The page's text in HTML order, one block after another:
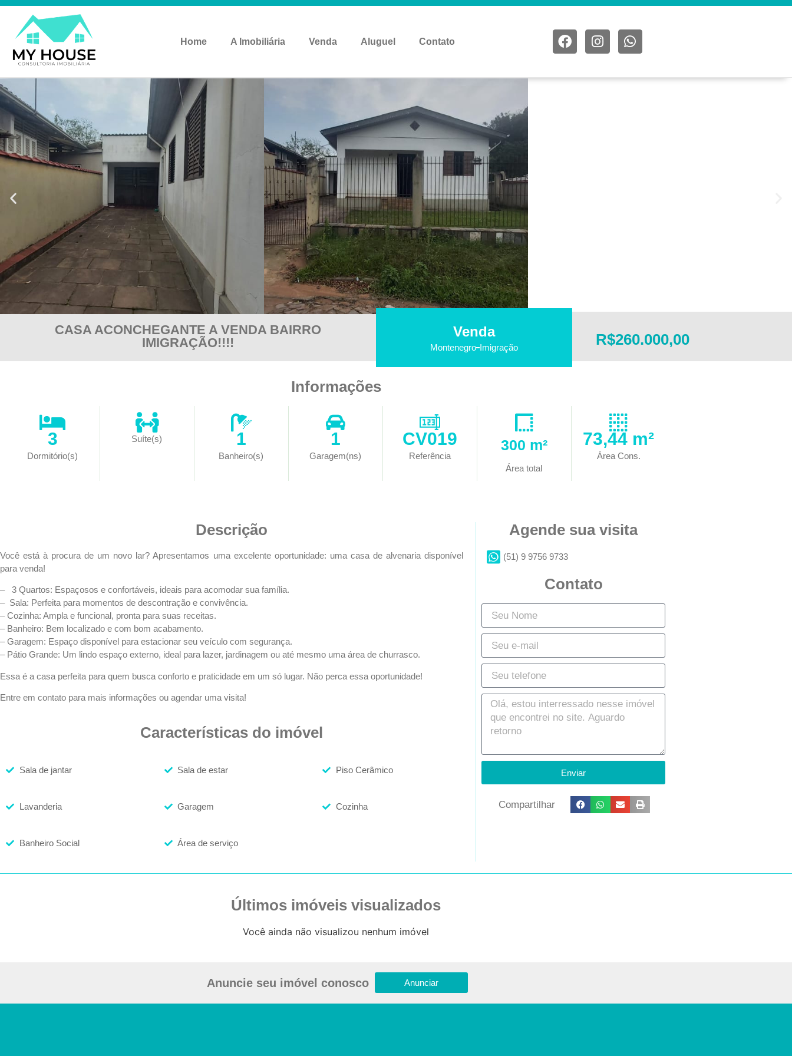
Home A Imobiliária Venda Aluguel Contato
CASA ACONCHEGANTE A VENDA BAIRRO
IMIGRAÇÃO!!!!
Venda
Montenegro Imigração R$260.000,00
Informações
3
Dormitório(s)
Suíte(s) 1
Banheiro(s)
1
Garagem(ns)
CV019
Referência
300 m²
Área total
73,44 m²
Área Cons.
Descrição
Você está à procura de um novo lar? Apresentamos uma excelente oportunidade: uma casa de alvenaria disponível
para venda!
– 3 Quartos: Espaçosos e confortáveis, ideais para acomodar sua família.
– Sala: Perfeita para momentos de descontração e convivência.
– Cozinha: Ampla e funcional, pronta para suas receitas.
– Banheiro: Bem localizado e com bom acabamento.
– Garagem: Espaço disponível para estacionar seu veículo com segurança.
– Pátio Grande: Um lindo espaço externo, ideal para lazer, jardinagem ou até mesmo uma área de churrasco.
Essa é a casa perfeita para quem busca conforto e praticidade em um só lugar. Não perca essa oportunidade!
Entre em contato para mais informações ou agendar uma visita!
Características do imóvel
Sala de jantar Sala de estar Piso Cerâmico
Lavanderia Garagem Cozinha
Banheiro Social Área de serviço
Agende sua visita
(51) 9 9756 9733
Contato
Enviar
Compartilhar
Últimos imóveis visualizados
Você ainda não visualizou nenhum imóvel
Anuncie seu imóvel conosco Anunciar